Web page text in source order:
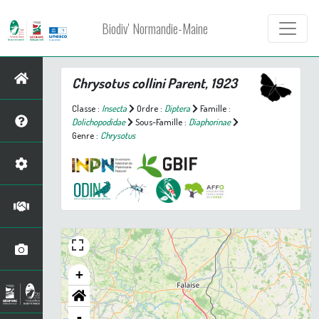
Biodiv' Normandie-Maine
Chrysotus colliniParent, 1923
Classe : Insecta Ordre : Diptera
Famille :
Dolichopodidae
Sous-Famille : Diaphorinae
Genre : Chrysotus
+